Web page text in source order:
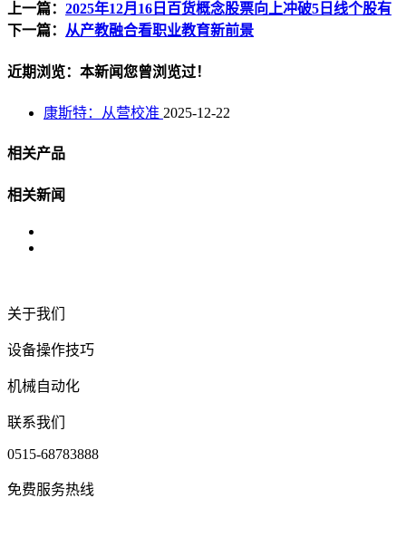
上一篇： 2025年12月16日百货概念股票向上冲破5日线个股有
下一篇： 从产教融合看职业教育新前景
近期浏览：本新闻您曾浏览过！
康斯特：从营校准 2025-12-22
相关产品
相关新闻
关于我们
设备操作技巧
机械自动化
联系我们
0515-68783888
免费服务热线